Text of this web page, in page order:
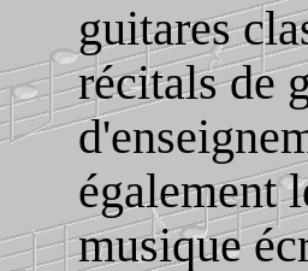
guitares
récitals de
également
musique